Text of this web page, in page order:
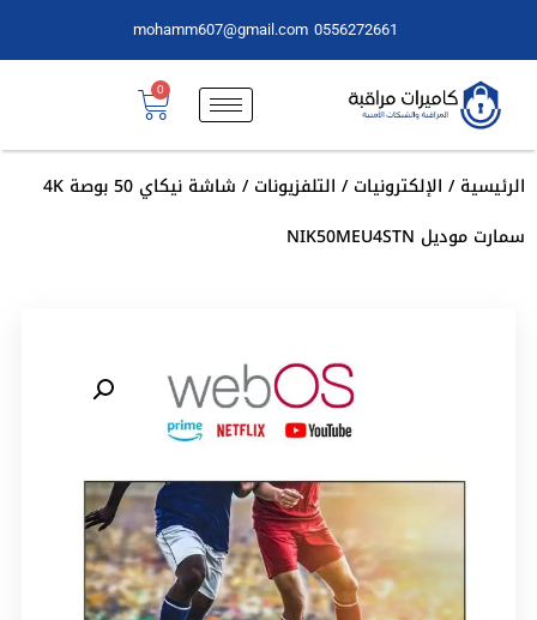
0556272661
mohamm607@gmail.com
0
الرئيسية/ الإلكترونيات/ التلفزيونات
/ شاشة نيكاي 50 بوصة 4K
سمارت موديل NIK50MEU4STN